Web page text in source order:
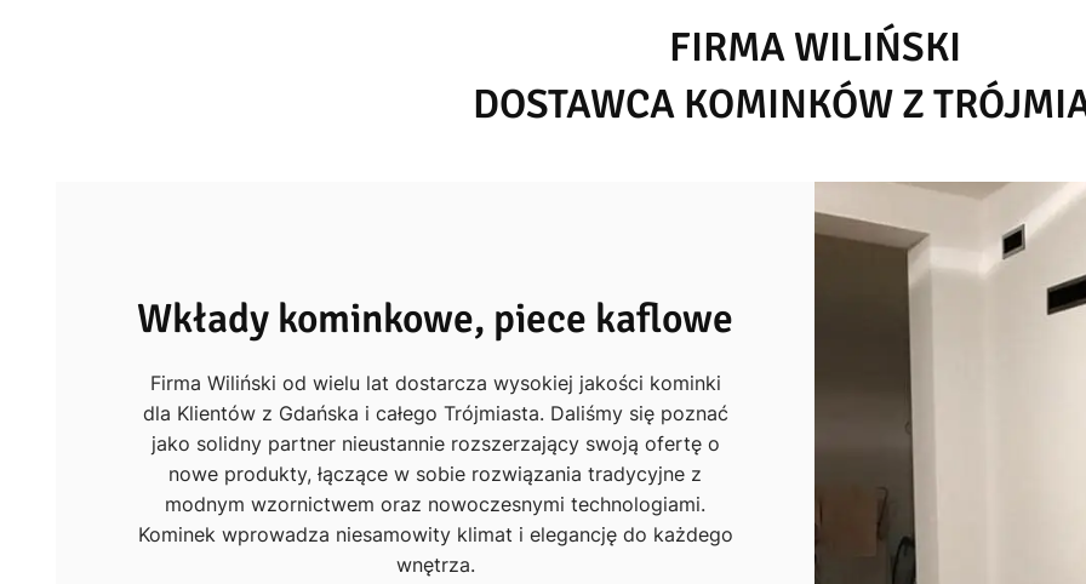
FIRMA WILIŃSKI
DOSTAWCA KOMINKÓW Z
Wkłady kominkowe, piece kaflowe
Firma Wiliński od wielu lat dostarcza wysokiej jakości kominki
dla Klientów z Gdańska i całego Trójmiasta. Daliśmy się poznać
jako solidny partner nieustannie rozszerzający swoją ofertę o
nowe produkty, łączące w sobie rozwiązania tradycyjne z
modnym wzornictwem oraz nowoczesnymi technologiami.
Kominek wprowadza niesamowity klimat i elegancję do każdego
wnętrza.